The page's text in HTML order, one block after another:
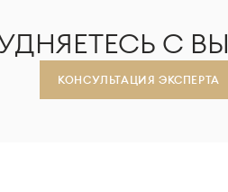
С
КОНСУЛЬТАЦИЯ ЭКСПЕРТА